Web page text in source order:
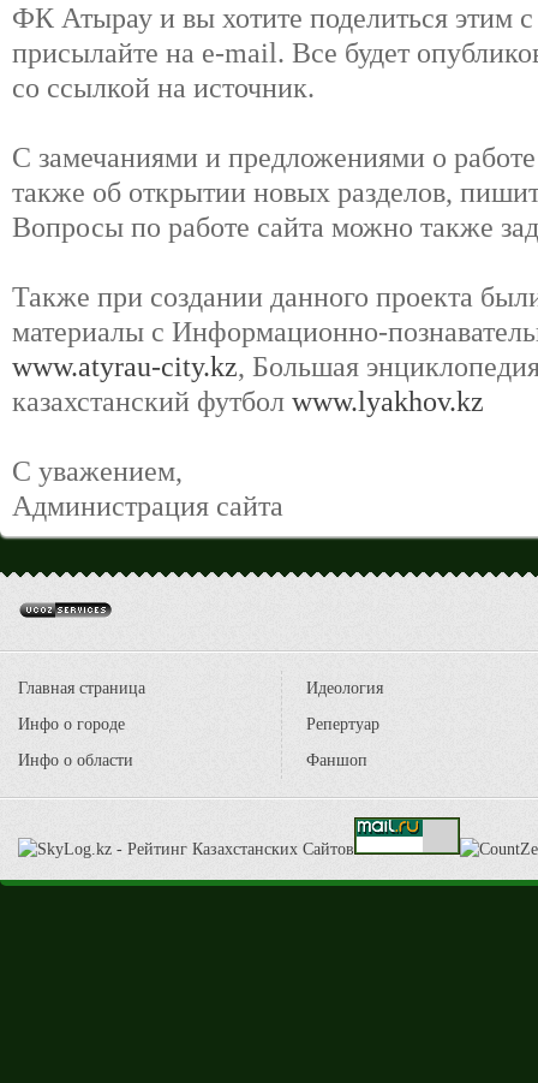
ФК Атырау и вы хотите поделиться этим
присылайте на e-mail. Все будет
со ссылкой на источник.
С замечаниями и предложениями о
также об открытии новых разделов,
Вопросы по работе сайта можно также
Также при создании данного проекта
материалы с Информационно-
www.atyrau-city.kz, Большая
казахстанский футбол www.lyakhov.kz
C уважением,
Администрация сайта
Главная страница
Инфо о городе
Инфо о области
Идеология
Репертуар
Фаншоп